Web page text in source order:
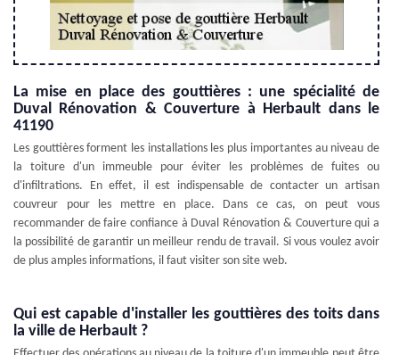
La mise en place des gouttières : une spécialité de
Duval Rénovation & Couverture à Herbault dans le
41190
Les gouttières forment les installations les plus importantes au niveau de
la toiture d'un immeuble pour éviter les problèmes de fuites ou
d'infiltrations. En effet, il est indispensable de contacter un artisan
couvreur pour les mettre en place. Dans ce cas, on peut vous
recommander de faire confiance à Duval Rénovation & Couverture qui a
la possibilité de garantir un meilleur rendu de travail. Si vous voulez avoir
de plus amples informations, il faut visiter son site web.
Qui est capable d'installer les gouttières des toits dans
la ville de Herbault ?